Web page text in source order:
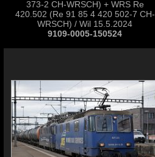
373-2 CH-WRSCH) + WRS Re
420.502 (Re 91 85 4 420 502-7 CH-
WRSCH) / Wil 15.5.2024
9109-0005-150524